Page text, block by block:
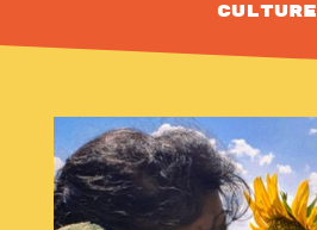
CULTURE